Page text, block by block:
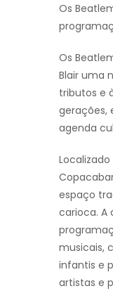
Os
Os
Blair uma
tributos e
gerações,
agenda
espaço
carioca. A
musicais,
infantis e
artistas e